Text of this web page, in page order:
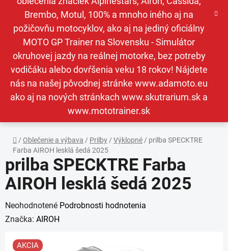
Brembo, Motul, 100% a mnoho iného aj na
požičovňu motocyklov, ako aj na jediný oficiálny
MOTO GP Trainer na Slovensku - Simulátor
okruhovej jazdy na reálnej motorke, bez potreby
vodičáku alebo dovŕšenia veku 18 rokov! Nájdete
nás na našej pôvodnej stránke www.adamoto.eu
ako aj na nových stránkach www.skutrarium.sk a
www.mototrainer.sk
Domov
/ Oblečenie a výbava / Prilby / Výklopné / prilba SPECKTRE
Farba AIROH lesklá šedá 2025
prilba SPECKTRE Farba
AIROH lesklá šedá 2025
Priemerné
hodnotenie
Neohodnotené Podrobnosti hodnotenia
Značka: AIROH
AKCIA